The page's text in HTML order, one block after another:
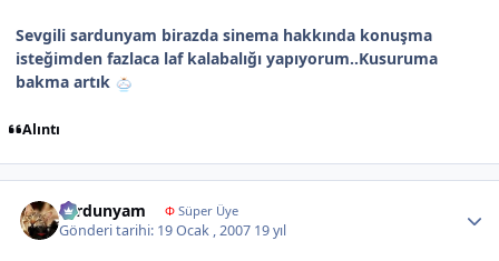
Sevgili sardunyam birazda sinema hakkında konuşma
isteğimden fazlaca laf kalabalığı yapıyorum..Kusuruma
bakma artık
Alıntı
sardunyam ΦSüper Üye
Gönderi tarihi: 19 Ocak , 2007 19 yıl